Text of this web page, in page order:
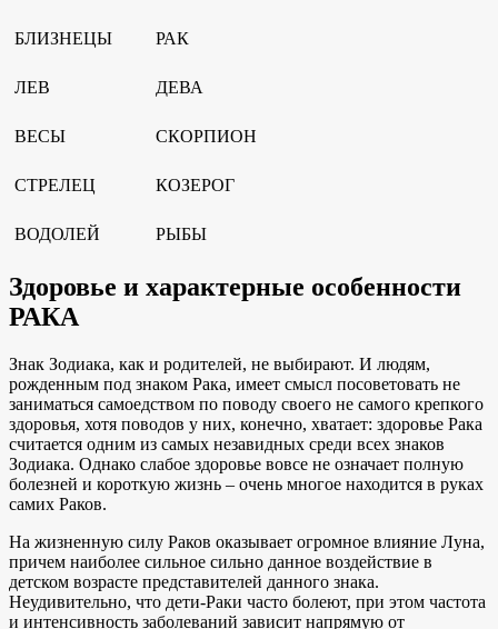
БЛИЗНЕЦЫ РАК
ЛЕВ ДЕВА
ВЕСЫ СКОРПИОН
СТРЕЛЕЦ КОЗЕРОГ
ВОДОЛЕЙ РЫБЫ
Здоровье и характерные особенности
РАКА
Знак Зодиака, как и родителей, не выбирают. И людям,
рожденным под знаком Рака, имеет смысл посоветовать не
заниматься самоедством по поводу своего не самого крепкого
здоровья, хотя поводов у них, конечно, хватает: здоровье Рака
считается одним из самых незавидных среди всех знаков
Зодиака. Однако слабое здоровье вовсе не означает полную
болезней и короткую жизнь – очень многое находится в руках
самих Раков.
На жизненную силу Раков оказывает огромное влияние Луна,
причем наиболее сильное сильно данное воздействие в
детском возрасте представителей данного знака.
Неудивительно, что дети-Раки часто болеют, при этом частота
и интенсивность заболеваний зависит напрямую от